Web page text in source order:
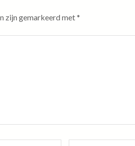
zijn gemarkeerd met*